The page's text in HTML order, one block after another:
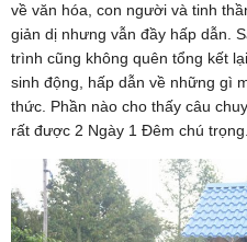
về văn hóa, con người và tinh
giản dị nhưng vẫn đầy hấp dẫn.
trình cũng không quên tổng kết
sinh động, hấp dẫn về những gì
thức. Phần nào cho thấy câu
rất được 2 Ngày 1 Đêm chú trọng.